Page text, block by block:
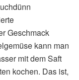
Geschmack
kann man
mit dem Saft
kochen. Das ist,